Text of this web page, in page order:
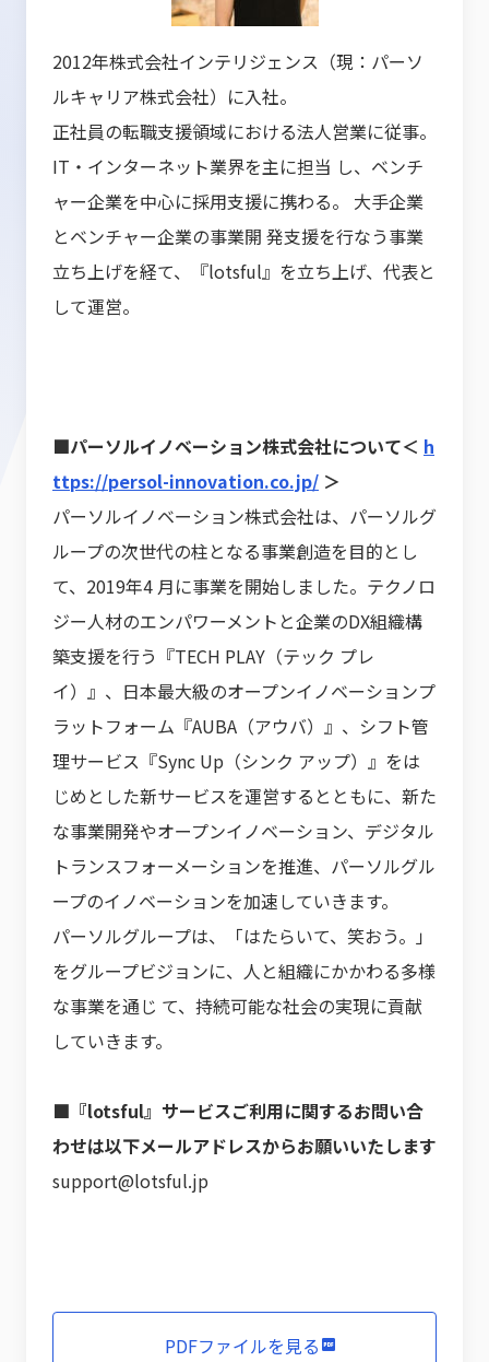
2012年株式会社インテリジェンス（現：パーソ
ルキャリア株式会社）に入社。
正社員の転職支援領域における法人営業に従事。
IT・インターネット業界を主に担当 し、ベンチ
ャー企業を中心に採用支援に携わる。 大手企業
とベンチャー企業の事業開 発支援を行なう事業
立ち上げを経て、『lotsful』を立ち上げ、代表と
して運営。
■パーソルイノベーション株式会社について＜ h
ttps://persol-innovation.co.jp/ ＞
パーソルイノベーション株式会社は、パーソルグ
ループの次世代の柱となる事業創造を目的とし
て、2019年4 月に事業を開始しました。テクノロ
ジー人材のエンパワーメントと企業のDX組織構
築支援を行う『TECH PLAY（テック プレ
イ）』、日本最大級のオープンイノベーションプ
ラットフォーム『AUBA（アウバ）』、シフト管
理サービス『Sync Up（シンク アップ）』をは
じめとした新サービスを運営するとともに、新た
な事業開発やオープンイノベーション、デジタル
トランスフォーメーションを推進、パーソルグル
ープのイノベーションを加速していきます。
パーソルグループは、「はたらいて、笑おう。」
をグループビジョンに、人と組織にかかわる多様
な事業を通じ て、持続可能な社会の実現に貢献
していきます。
■『lotsful』サービスご利用に関するお問い合
わせは以下メールアドレスからお願いいたします
support@lotsful.jp
PDFファイルを見る